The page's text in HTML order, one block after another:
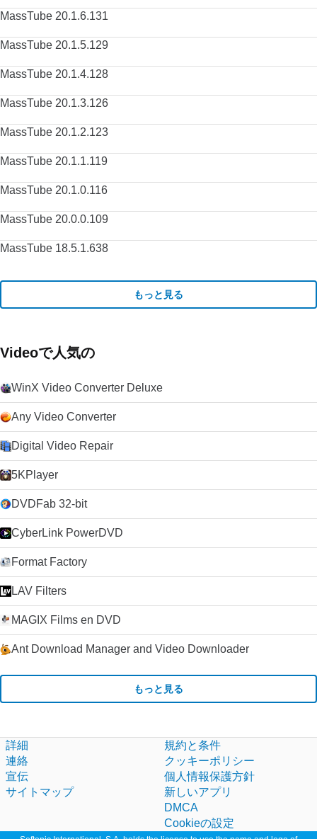
MassTube 20.1.6.131
MassTube 20.1.5.129
MassTube 20.1.4.128
MassTube 20.1.3.126
MassTube 20.1.2.123
MassTube 20.1.1.119
MassTube 20.1.0.116
MassTube 20.0.0.109
MassTube 18.5.1.638
もっと見る
Videoで人気の
WinX Video Converter Deluxe
Any Video Converter
Digital Video Repair
5KPlayer
DVDFab 32-bit
CyberLink PowerDVD
Format Factory
LAV Filters
MAGIX Films en DVD
Ant Download Manager and Video Downloader
もっと見る
詳細
連絡
宣伝
サイトマップ
規約と条件
クッキーポリシー
個人情報保護方針
新しいアプリ
DMCA
Cookieの設定